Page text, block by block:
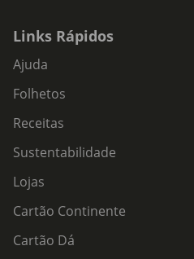
Links Rápidos
Ajuda
Folhetos
Receitas
Sustentabilidade
Lojas
Cartão Continente
Cartão Dá